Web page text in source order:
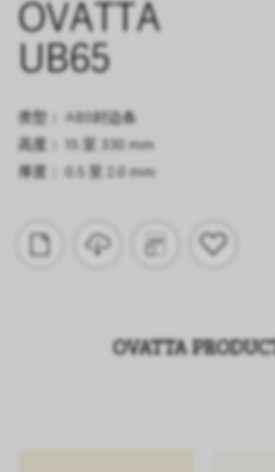
OVATTA
UB65
类型： ABS封边条
高度： 15 至 330 mm
厚度： 0.5 至 2.0 mm
OVATTA